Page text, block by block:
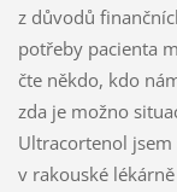
z důvodů
potřeby pacienta
čte někdo, kdo
zda je možno
Ultracortenol
v rakouské